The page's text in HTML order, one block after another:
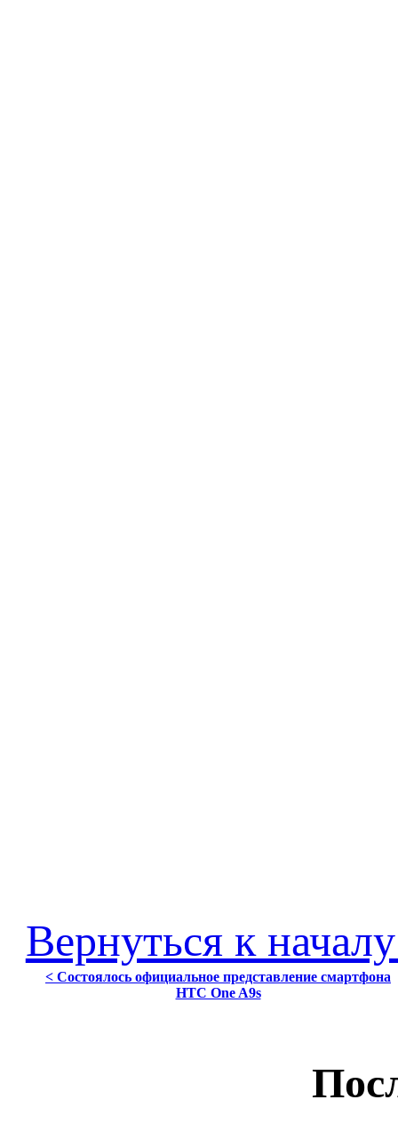
Вернуться к
< Состоялось официальное представление смартфона
HTC One A9s